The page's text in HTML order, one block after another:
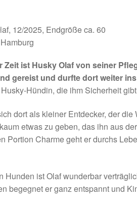
Zeit ist Husky Olaf von seiner
gereist und durfte dort weiter
Hündin, die ihm Sicherheit
dort als kleiner Entdecker, der
etwas zu geben, das ihn aus
Portion Charme geht er durchs
Hunden ist Olaf wunderbar
begegnet er ganz entspannt und